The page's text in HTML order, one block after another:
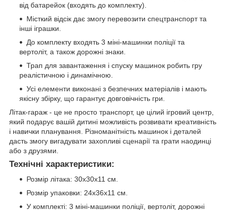
від батарейок (входять до комплекту).
Місткий відсік дає змогу перевозити спецтранспорт та
інші іграшки.
До комплекту входять 3 міні-машинки поліції та
вертоліт, а також дорожні знаки.
Трап для завантаження і спуску машинок робить гру
реалістичною і динамічною.
Усі елементи виконані з безпечних матеріалів і мають
якісну збірку, що гарантує довговічність гри.
Літак-гараж - це не просто транспорт, це цілий ігровий центр,
який подарує вашій дитині можливість розвивати креативність
і навички планування. Різноманітність машинок і деталей
дасть змогу вигадувати захопливі сценарії та грати наодинці
або з друзями.
Технічні характеристики:
Розмір літака: 30х30х11 см.
Розмір упаковки: 24х36х11 см.
У комплекті: 3 міні-машинки поліції, вертоліт, дорожні